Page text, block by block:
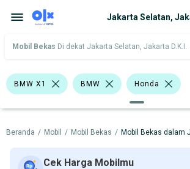
Jakarta Selatan,
Mobil Bekas Di dekat Jakarta Selatan, Jakarta D.K.I.
BMW X1 BMW Honda
Harga Merek Dan Model
Tipe Bodi Tipe Membership
Beranda / Mobil / Mobil Bekas / Mobil Bekas dalam
Cek Harga Mobilmu